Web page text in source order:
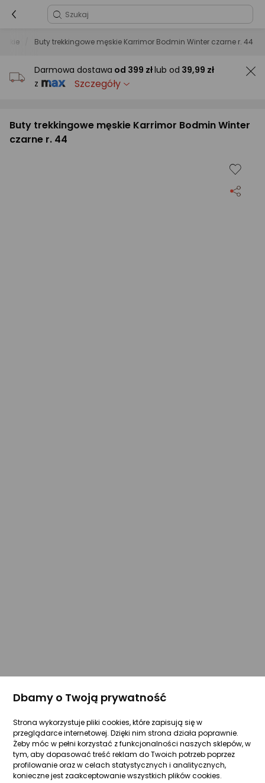
Buty trekkingowe męskie Karrimor Bodmin Winter czarne r. 44
Darmowa dostawa od 399 złlub od 39,99 zł
z
Szczegóły
Buty trekkingowe męskie Karrimor Bodmin Winter
czarne r. 44
Dbamy o Twoją prywatność
Strona wykorzystuje pliki cookies, które zapisują się w
przeglądarce internetowej. Dzięki nim strona działa poprawnie.
Żeby móc w pełni korzystać z funkcjonalności naszych sklepów, w
tym, aby dopasować treść reklam do Twoich potrzeb poprzez
profilowanie oraz w celach statystycznych i analitycznych,
konieczne jest zaakceptowanie wszystkich plików cookies.